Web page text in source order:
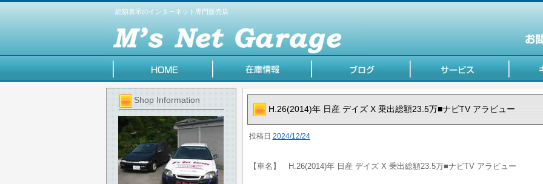
総額表示のインターネット専門販売店
Shop Information
H.26(2014)年 日産 デイズ X 乗出総額23.5万■ナビTV アラビュー
投稿日 2024/12/24
【車名】 H.26(2014)年 日産 デイズ X 乗出総額23.5万■ナビTV アラビュー